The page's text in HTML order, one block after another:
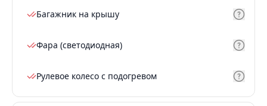
Багажник на крышу
Фара (светодиодная)
Рулевое колесо с подогревом